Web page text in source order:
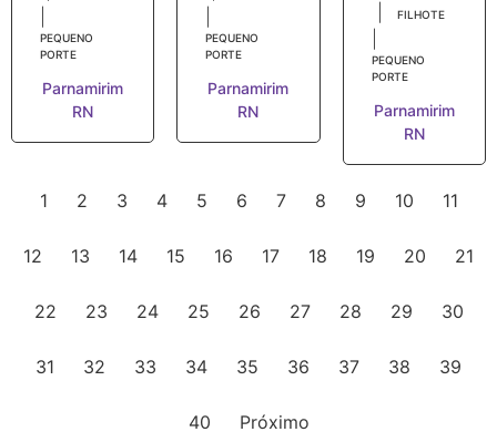
PEQUENO
PORTE
Parnamirim
RN
PEQUENO
PORTE
Parnamirim
RN
FILHOTE
PEQUENO
PORTE
Parnamirim
RN
1 2 3 4 5 6 7 8 9 10 11
12 13 14 15 16 17 18 19 20 21
22 23 24 25 26 27 28 29 30
31 32 33 34 35 36 37 38 39
40 Próximo